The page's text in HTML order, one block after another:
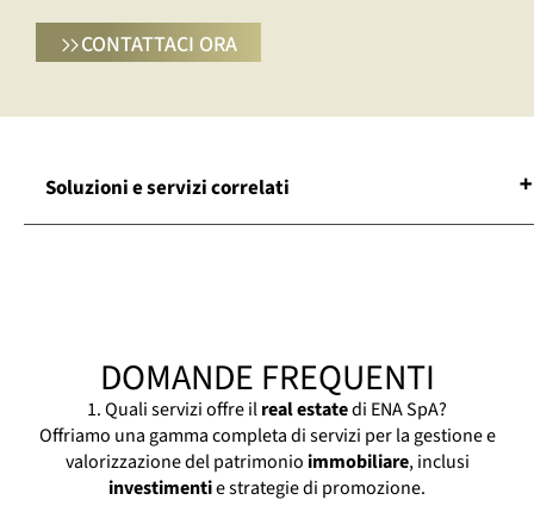
CONTATTACI ORA
Soluzioni e servizi correlati
Facility Management Ravenna
Facility Manager Ravenna
Gestione Immobili Conto Terzi Ravenna
Gestione Immobiliare Ravenna
Gestione Manutenzione Immobili Ravenna
DOMANDE FREQUENTI
1. Quali servizi offre ilrealestatedi ENA SpA?
Offriamo una gamma completa di servizi per la gestione e
valorizzazione del patrimonio immobiliare, inclusi
investimentie strategie di promozione.